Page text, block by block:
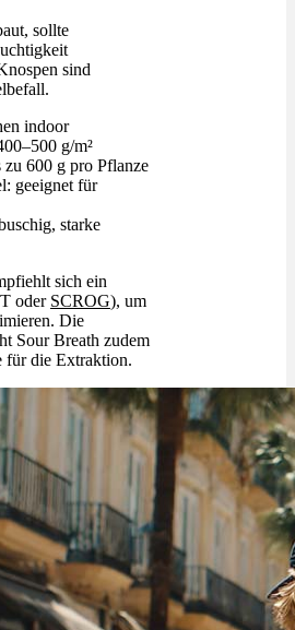
sollte
sind
indoor
g/m²
zu 600 g pro Pflanze
geeignet für
starke
sich ein
oder SCROG), um
Die
Sour Breath zudem
für die Extraktion.